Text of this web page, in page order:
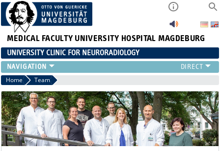
MEDICAL FACULTY UNIVERSITY HOSPITAL MAGDEBURG
UNIVERSITY CLINIC FOR NEURORADIOLOGY
CLINIC
NEUVANET SAN
REFERRING PHYSICIANS/PATIENTS
TEAM
RESEARCH
TEACHING
Home Team